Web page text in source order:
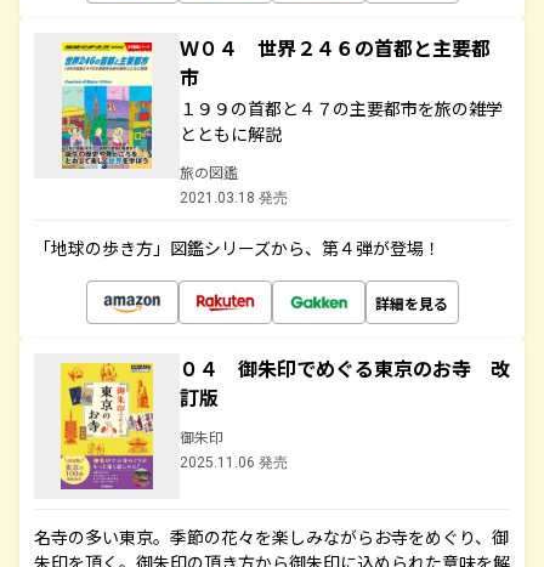
Ｗ０４ 世界２４６の首都と主要都
市
１９９の首都と４７の主要都市を旅の雑学
とともに解説
旅の図鑑
2021.03.18 発売
「地球の歩き方」図鑑シリーズから、第４弾が登場！
詳細を見る
０４ 御朱印でめぐる東京のお寺 改
訂版
御朱印
2025.11.06 発売
名寺の多い東京。季節の花々を楽しみながらお寺をめぐり、御
朱印を頂く。御朱印の頂き方から御朱印に込められた意味を解